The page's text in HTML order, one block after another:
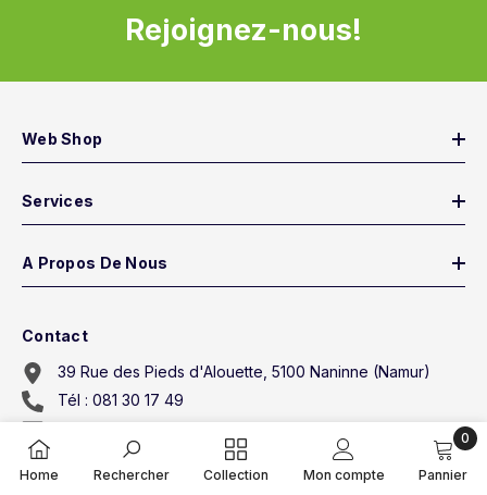
Rejoignez-nous!
Web Shop
Services
A Propos De Nous
Contact
39 Rue des Pieds d'Alouette, 5100 Naninne (Namur)
Tél : 081 30 17 49
vente@adecsport.be
Home Rechercher Collection Mon compte Pannier
0